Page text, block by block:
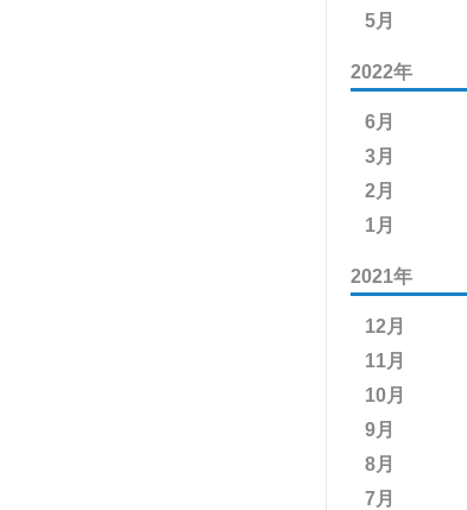
5月
2022年
6月
3月
2月
1月
2021年
12月
11月
10月
9月
8月
7月